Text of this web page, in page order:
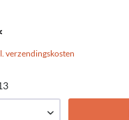
verzendingskosten